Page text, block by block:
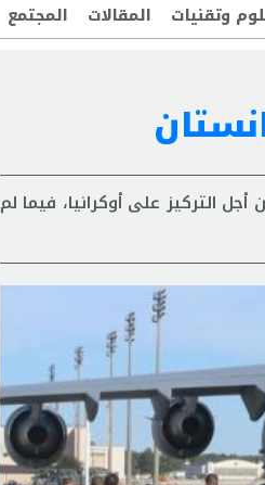
وتقنيات المقالات المجتمع
التركيز على أوكرانيا، فيما لم